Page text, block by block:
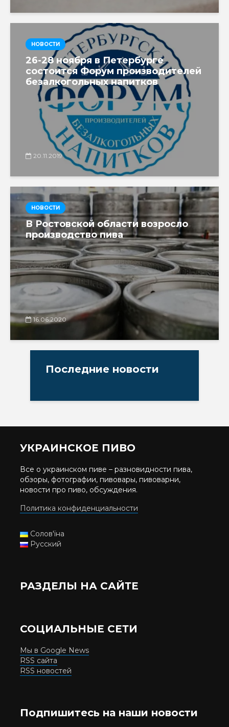
НОВОСТИ
26-28 ноября в Петербурге
состоится Форум производителей
безалкогольных напитков
20.11.2019
НОВОСТИ
В Ростовской области возросло
производство пива
16.06.2020
Последние новости
УКРАИНСКОЕ ПИВО
Все о украинском пиве – разновидности пива,
обзоры, фотографии, пивовары, пивоварни,
новости про пиво, обсуждения.
Политика конфиденциальности
Солов'їна
Русский
РАЗДЕЛЫ НА САЙТЕ
СОЦИАЛЬНЫЕ СЕТИ
Мы в Google News
RSS сайта
RSS новостей
Подпишитесь на наши новости